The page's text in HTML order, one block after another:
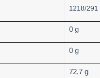
1218/291
0 g
0 g
72,7 g